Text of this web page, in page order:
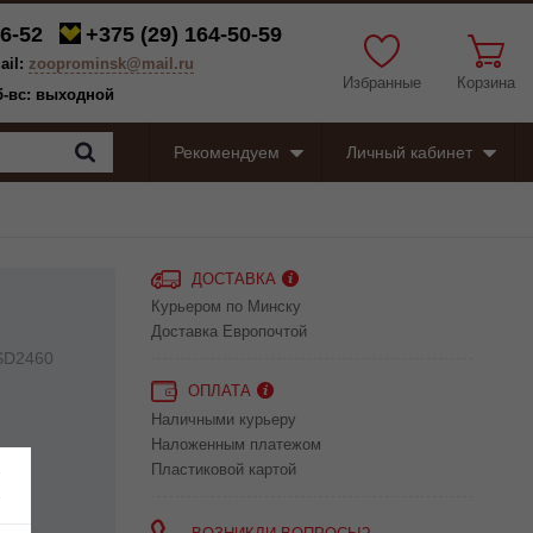
52 +375 (29) 164-50-59
zooprominsk@mail.ru
вс: выходной
Избранные Корзина
Рекомендуем Личный кабинет
ДОСТАВКА
Курьером по Минску
Доставка Европочтой
ОПЛАТА
Наличными курьеру
Наложенным платежом
Пластиковой картой